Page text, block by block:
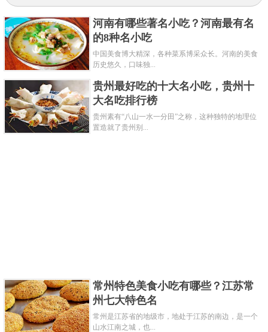
寿县大救驾缘起于赵匡胤，相传赵匡胤攻南唐时，遇
到粮食短缺，是寿县这种面饼救了他，故名为“大救
河南有哪些著名小吃？河南最有名
的8种名小吃
中国美食博大精深，各种菜系博采众长。河南的美食
历史悠久，口味独...
贵州最好吃的十大名小吃，贵州十
大名吃排行榜
贵州素有“八山一水一分田”之称，这种独特的地理位
置造就了贵州别...
常州特色美食小吃有哪些？江苏常
州七大特色名
常州是江苏省的地级市，地处于江苏的南边，是一个
山水江南之城，也...